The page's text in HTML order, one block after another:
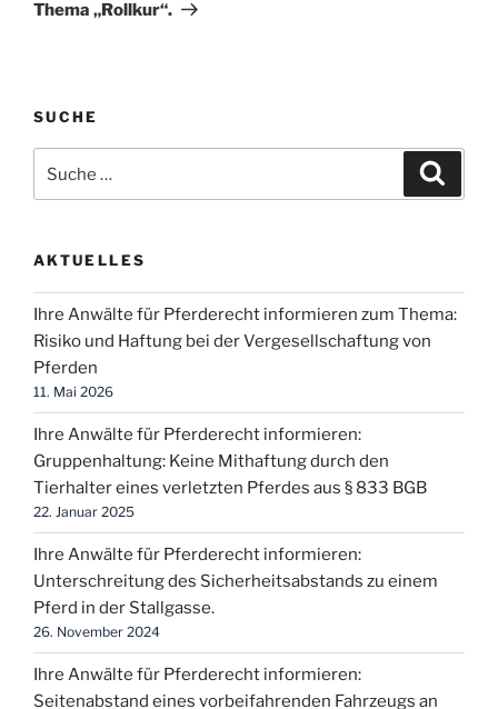
Thema „Rollkur“.
SUCHE
nach:
AKTUELLES
Ihre Anwälte für Pferderecht informieren zum Thema:
Risiko und Haftung bei der Vergesellschaftung von
Pferden
11. Mai 2026
Ihre Anwälte für Pferderecht informieren:
Gruppenhaltung: Keine Mithaftung durch den
Tierhalter eines verletzten Pferdes aus § 833 BGB
22. Januar 2025
Ihre Anwälte für Pferderecht informieren:
Unterschreitung des Sicherheitsabstands zu einem
Pferd in der Stallgasse.
26. November 2024
Ihre Anwälte für Pferderecht informieren:
Seitenabstand eines vorbeifahrenden Fahrzeugs an